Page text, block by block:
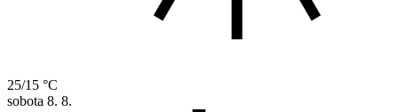
25/15 °C
sobota 8. 8.